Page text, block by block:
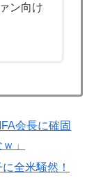
医療チーム、
はどういうこ
理由…
ン向け
会長に確固
」
全米騒然！